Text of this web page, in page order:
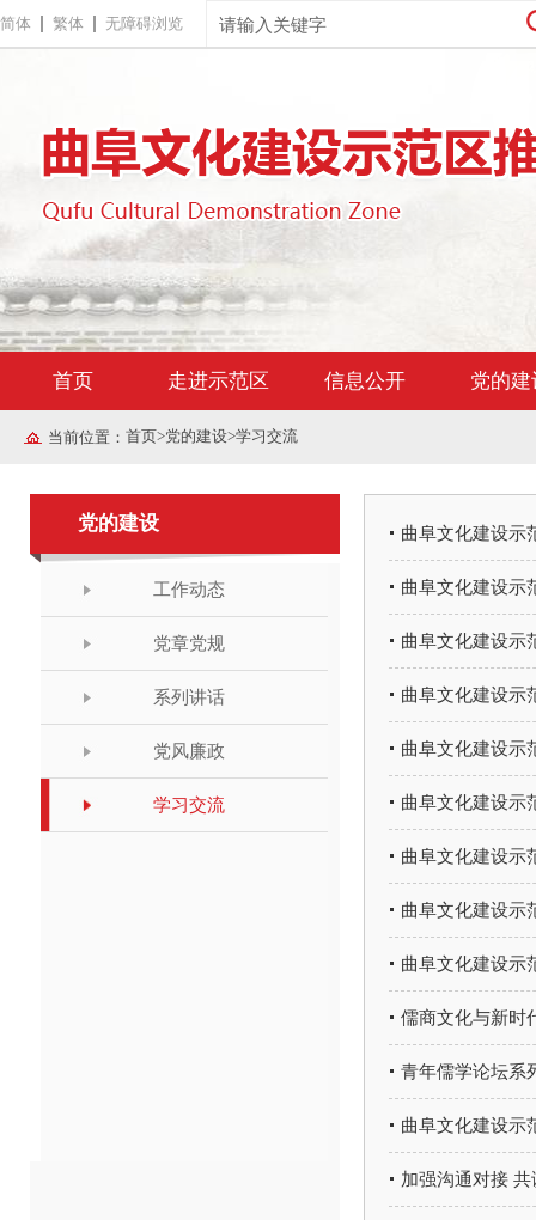
简体 繁体 无障碍浏览
首页 走进示范区 信息公开 党的建
当前位置： 首页>党的建设>学习交流
党的建设
工作动态
党章党规
系列讲话
党风廉政
学习交流
曲阜文化建设示
曲阜文化建设示
曲阜文化建设示
曲阜文化建设示
曲阜文化建设示
曲阜文化建设示
曲阜文化建设示
曲阜文化建设示
曲阜文化建设示
儒商文化与新时
青年儒学论坛系
曲阜文化建设示
加强沟通对接